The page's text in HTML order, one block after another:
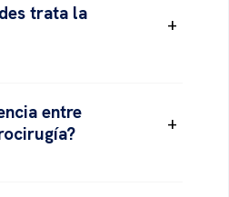
trata la
+
entre
+